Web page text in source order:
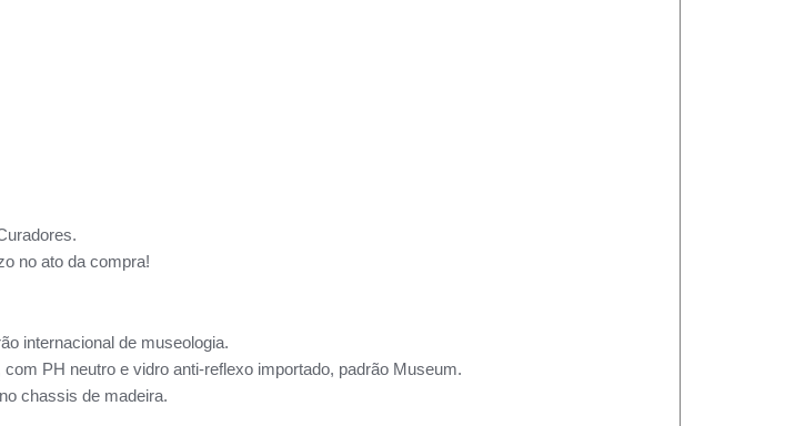
no ato da compra!
internacional de museologia.
PH neutro e vidro anti-reflexo importado, padrão Museum.
chassis de madeira.